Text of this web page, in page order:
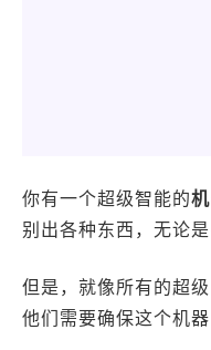
你有一个超级智能的
别出各种东西，无论
但是，就像所有的超
他们需要确保这个机